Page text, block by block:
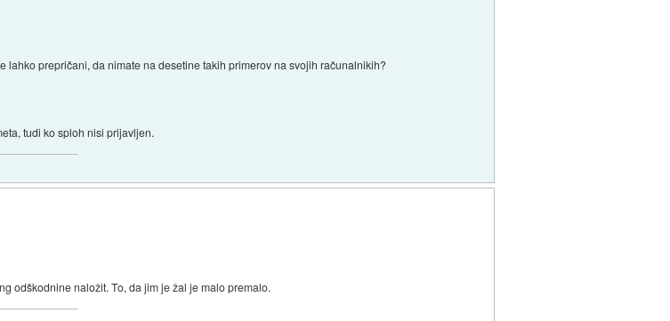
prepričani, da nimate na desetine takih primerov na svojih računalnikih?
tudi ko sploh nisi prijavljen.
odškodnine naložit. To, da jim je žal je malo premalo.